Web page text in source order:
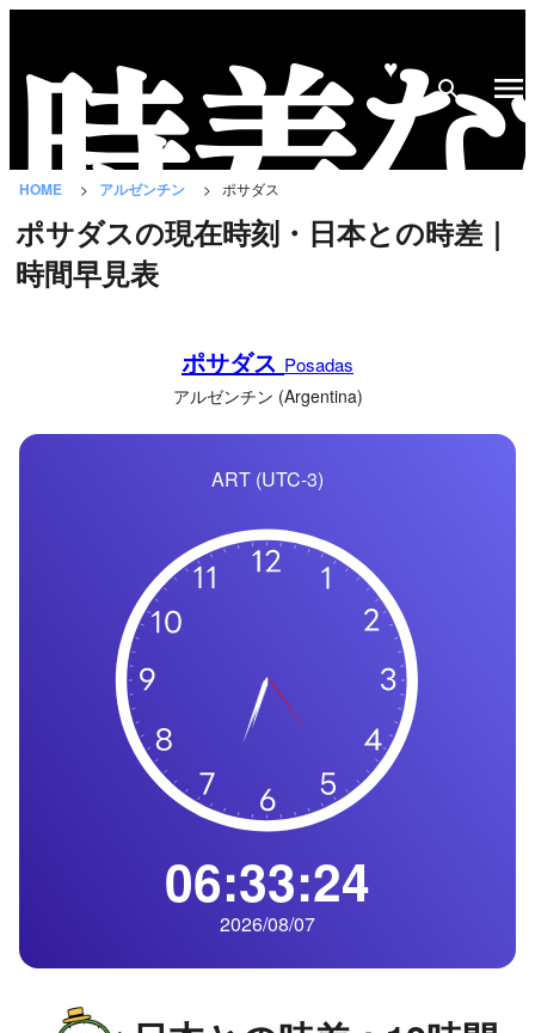
♥
HOME アルゼンチン ポサダス
ポサダスの現在時刻・日本との時差｜
時間早見表
ポサダス Posadas
アルゼンチン (Argentina)
ART (UTC-3)
06:33:25
2026/08/07
な
と
は？